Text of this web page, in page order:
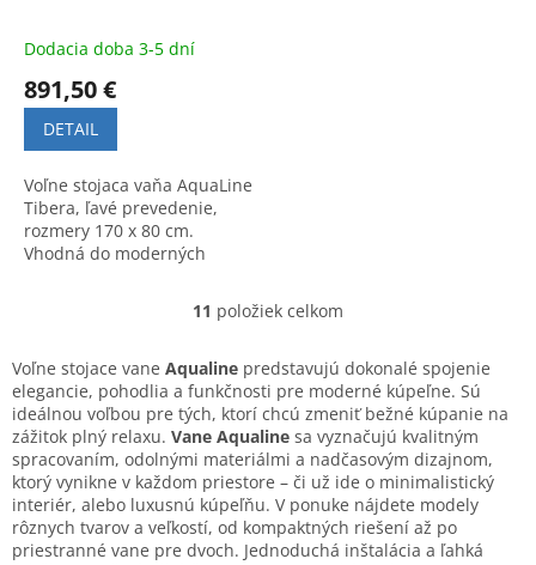
Dodacia doba 3-5 dní
891,50 €
DETAIL
Voľne stojaca vaňa AquaLine
Tibera, ľavé prevedenie,
rozmery 170 x 80 cm.
Vhodná do moderných
O
l
á
d
a
c
i
e
p
r
11 položiek celkom
Voľne stojace vane Aqualine predstavujú dokonalé spojenie
elegancie, pohodlia a funkčnosti pre moderné kúpeľne. Sú
ideálnou voľbou pre tých, ktorí chcú zmeniť bežné kúpanie na
zážitok plný relaxu. Vane Aqualine sa vyznačujú kvalitným
spracovaním, odolnými materiálmi a nadčasovým dizajnom,
ktorý vynikne v každom priestore – či už ide o minimalistický
interiér, alebo luxusnú kúpeľňu. V ponuke nájdete modely
rôznych tvarov a veľkostí, od kompaktných riešení až po
priestranné vane pre dvoch. Jednoduchá inštalácia a ľahká